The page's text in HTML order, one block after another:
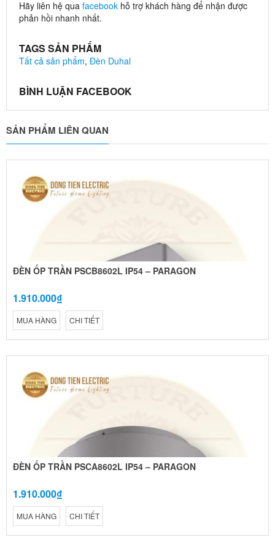
Hãy liên hệ qua facebook hỗ trợ khách hàng để nhận được
phản hồi nhanh nhất.
TAGS SẢN PHẨM
Tất cả sản phẩm, Đèn Duhal
BÌNH LUẬN FACEBOOK
SẢN PHẨM LIÊN QUAN
ĐÈN ỐP TRẦN PSCB8602L IP54 – PARAGON
1.910.000₫
MUA HÀNG CHI TIẾT
ĐÈN ỐP TRẦN PSCA8602L IP54 – PARAGON
1.910.000₫
MUA HÀNG CHI TIẾT